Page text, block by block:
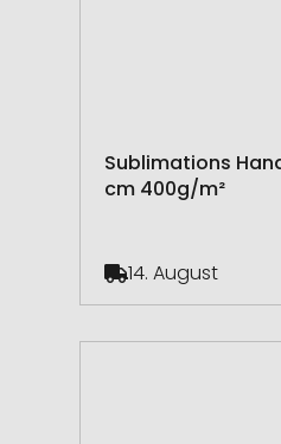
Sublimations
cm 400g/m²
14. August